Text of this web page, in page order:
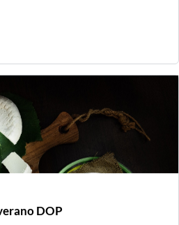
Caseifici Grandi Formaggi
scoprire la ricchezza
guidate, incontri e
Vie dei Casari offre
formaggi d’eccellenza
con la